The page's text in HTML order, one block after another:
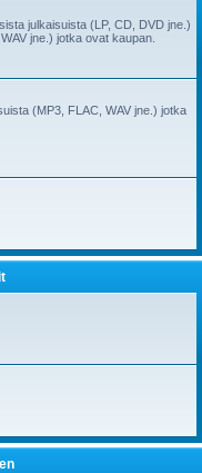
julkaisuista (LP, CD, DVD jne.)
jne.) jotka ovat kaupan.
(MP3, FLAC, WAV jne.) jotka